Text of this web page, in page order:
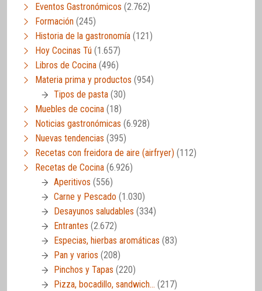
Eventos Gastronómicos (2.762)
Formación (245)
Historia de la gastronomía (121)
Hoy Cocinas Tú (1.657)
Libros de Cocina (496)
Materia prima y productos (954)
Tipos de pasta (30)
Muebles de cocina (18)
Noticias gastronómicas (6.928)
Nuevas tendencias (395)
Recetas con freidora de aire (airfryer) (112)
Recetas de Cocina (6.926)
Aperitivos (556)
Carne y Pescado (1.030)
Desayunos saludables (334)
Entrantes (2.672)
Especias, hierbas aromáticas (83)
Pan y varios (208)
Pinchos y Tapas (220)
Pizza, bocadillo, sandwich… (217)